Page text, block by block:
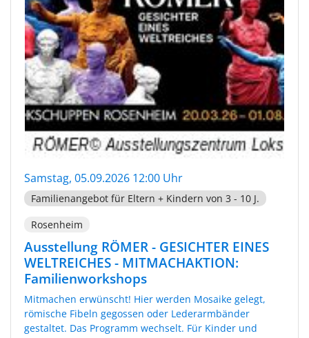
Samstag, 05.09.2026 12:00 Uhr
Familienangebot für Eltern + Kindern von 3 - 10 J.
Rosenheim
Ausstellung RÖMER - GESICHTER EINES
WELTREICHES - MITMACHAKTION:
Familienworkshops
Mitmachen erwünscht! Hier werden Mosaike gelegt,
römische Fibeln gegossen oder Lederarmbänder
gestaltet. Das Programm wechselt. Für Kinder und